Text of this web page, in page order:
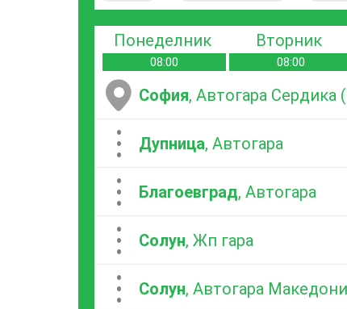
Понеделник
08:00
Вторник
08:00
София, Автогара Сердика
...Дупница, Автогара
...Благоевград, Автогара
...Солун, Жп гара
...Солун, Автогара